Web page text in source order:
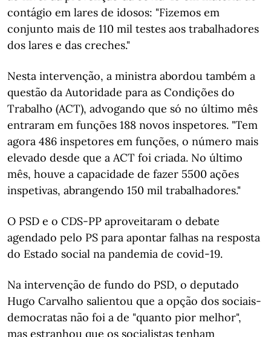
contágio em lares de idosos: "Fizemos em
conjunto mais de 110 mil testes aos trabalhadores
dos lares e das creches."
Nesta intervenção, a ministra abordou também a
questão da Autoridade para as Condições do
Trabalho (ACT), advogando que só no último mês
entraram em funções 188 novos inspetores. "Tem
agora 486 inspetores em funções, o número mais
elevado desde que a ACT foi criada. No último
mês, houve a capacidade de fazer 5500 ações
inspetivas, abrangendo 150 mil trabalhadores."
O PSD e o CDS-PP aproveitaram o debate
agendado pelo PS para apontar falhas na resposta
do Estado social na pandemia de covid-19.
Na intervenção de fundo do PSD, o deputado
Hugo Carvalho salientou que a opção dos sociais-
democratas não foi a de "quanto pior melhor",
mas estranhou que os socialistas tenham